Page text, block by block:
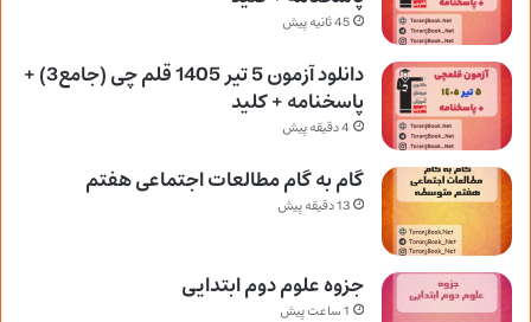
45 ثانیه پیش
دانلود آزمون 5 تیر 1405 قلم چی (جامع3) +
پاسخنامه + کلید
4 دقیقه پیش
گام به گام مطالعات اجتماعی هفتم
13 دقیقه پیش
جزوه علوم دوم ابتدایی
1 ساعت پیش